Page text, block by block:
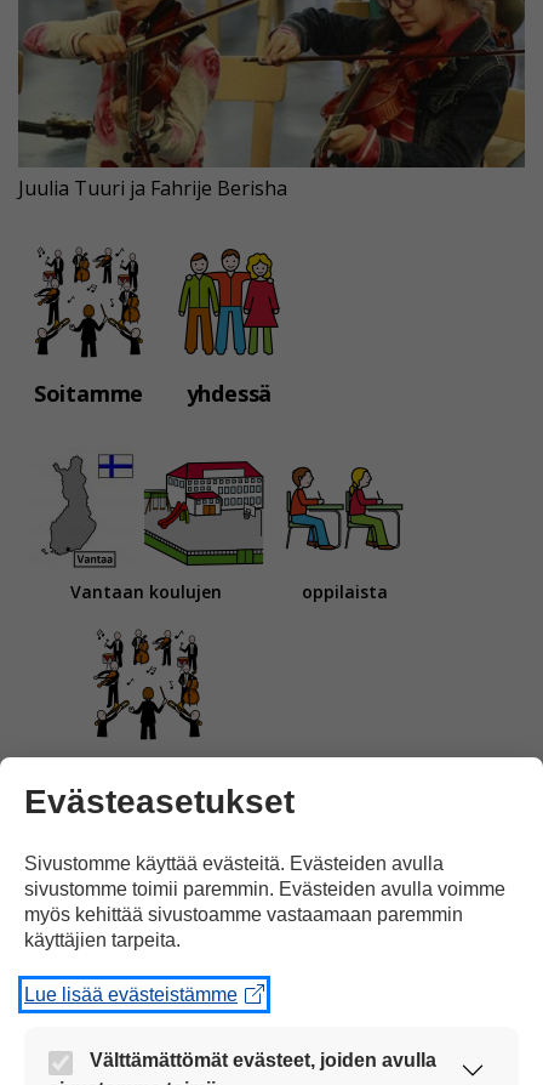
Soitamme yhdessä
Juulia Tuuri ja Fahrije Berisha
Vantaan koulujen oppilaista
Orkesterissa soittaa
Evästeasetukset
Sivustomme käyttää evästeitä. Evästeiden avulla
sivustomme toimii paremmin. Evästeiden avulla voimme
myös kehittää sivustoamme vastaamaan paremmin
käyttäjien tarpeita.
Lue lisää evästeistämme
Välttämättömät evästeet, joiden avulla